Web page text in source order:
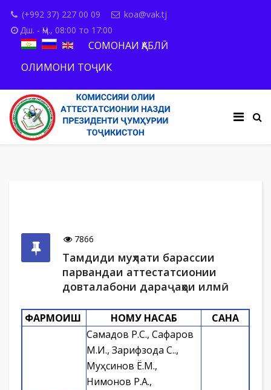
(+992 37) 227 00 09
koa@vak.tj
Дш. - Ҷм., 08:00 то 17:00
СОМОНАИ ҚАБЛӢ
ОЛИМОНИ ТОҶИК
7866
Тамдиди муҳлати барассии
парвандаи аттестатсионии
довталабони дараҷаҳои илмӣ
ФАРМОИШ НОМУ НАСАБ САНА
Самадов Р.С., Сафаров
М.И., Зарифзода С.Қ.,
Муҳсинов Ё.М.,
Нимонов Р.А.,